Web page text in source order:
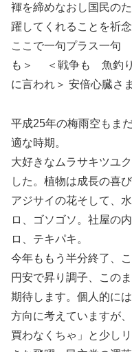
褌を締めなおし国民の
躍してくれることを祈念
ここで一句プラス一
も＞ ＜戦争も 魚釣
に言われ＞ 安倍心
平成25年の梅雨空もま
適な時期。
大好きなムラサキツユ
した。植物は成長の喜
アジサイの花そして、
ロ、ゴソゴソ。社屋の
ロ、テキパキ。
今年ももう半分終了、
円安で昇り調子、この
期待します。個人的に
方向に考えていますが
買わなくちゃ」と少し